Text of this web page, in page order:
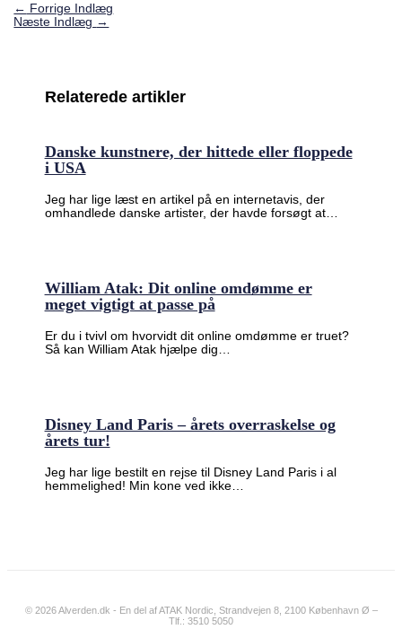
← Forrige Indlæg
Næste Indlæg →
Relaterede artikler
Danske kunstnere, der hittede eller floppede
i USA
Jeg har lige læst en artikel på en internetavis, der
omhandlede danske artister, der havde forsøgt at…
William Atak: Dit online omdømme er
meget vigtigt at passe på
Er du i tvivl om hvorvidt dit online omdømme er truet?
Så kan William Atak hjælpe dig…
Disney Land Paris – årets overraskelse og
årets tur!
Jeg har lige bestilt en rejse til Disney Land Paris i al
hemmelighed! Min kone ved ikke…
© 2026 Alverden.dk - En del af ATAK Nordic, Strandvejen 8, 2100 København Ø –
Tlf.: 3510 5050